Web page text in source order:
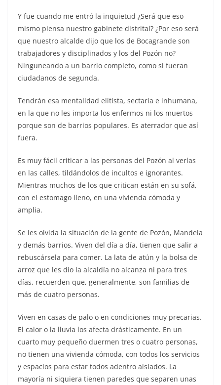
Y fue cuando me entró la inquietud ¿Será que eso
mismo piensa nuestro gabinete distrital? ¿Por eso será
que nuestro alcalde dijo que los de Bocagrande son
trabajadores y disciplinados y los del Pozón no?
Ninguneando a un barrio completo, como si fueran
ciudadanos de segunda.
Tendrán esa mentalidad elitista, sectaria e inhumana,
en la que no les importa los enfermos ni los muertos
porque son de barrios populares. Es aterrador que así
fuera.
Es muy fácil criticar a las personas del Pozón al verlas
en las calles, tildándolos de incultos e ignorantes.
Mientras muchos de los que critican están en su sofá,
con el estomago lleno, en una vivienda cómoda y
amplia.
Se les olvida la situación de la gente de Pozón, Mandela
y demás barrios. Viven del día a día, tienen que salir a
rebuscársela para comer. La lata de atún y la bolsa de
arroz que les dio la alcaldía no alcanza ni para tres
días, recuerden que, generalmente, son familias de
más de cuatro personas.
Viven en casas de palo o en condiciones muy precarias.
El calor o la lluvia los afecta drásticamente. En un
cuarto muy pequeño duermen tres o cuatro personas,
no tienen una vivienda cómoda, con todos los servicios
y espacios para estar todos adentro aislados. La
mayoría ni siquiera tienen paredes que separen unas